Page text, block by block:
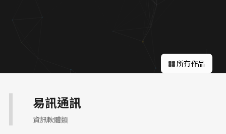
所有作品
易訊通訊
資訊軟體類